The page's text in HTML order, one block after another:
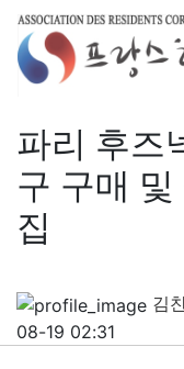
파리 후즈
구 구매
집
김
08-19 02:31